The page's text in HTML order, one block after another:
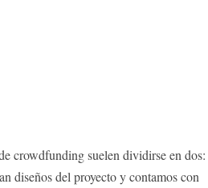
crowdfunding suelen dividirse en dos:
diseños del proyecto y contamos con